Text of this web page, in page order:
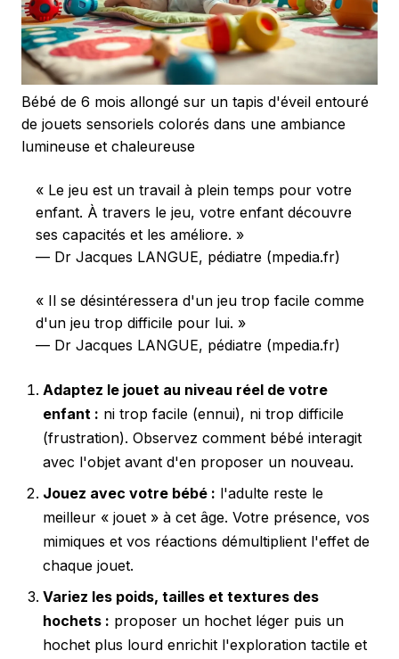
Bébé de 6 mois allongé sur un tapis d'éveil entouré
de jouets sensoriels colorés dans une ambiance
lumineuse et chaleureuse
« Le jeu est un travail à plein temps pour votre
enfant. À travers le jeu, votre enfant découvre
ses capacités et les améliore. »
— Dr Jacques LANGUE, pédiatre (mpedia.fr)
« Il se désintéressera d'un jeu trop facile comme
d'un jeu trop difficile pour lui. »
— Dr Jacques LANGUE, pédiatre (mpedia.fr)
Adaptez le jouet au niveau réel de votre
enfant : ni trop facile (ennui), ni trop difficile
(frustration). Observez comment bébé interagit
avec l'objet avant d'en proposer un nouveau.
Jouez avec votre bébé : l'adulte reste le
meilleur « jouet » à cet âge. Votre présence, vos
mimiques et vos réactions démultiplient l'effet de
chaque jouet.
Variez les poids, tailles et textures des
hochets : proposer un hochet léger puis un
hochet plus lourd enrichit l'exploration tactile et